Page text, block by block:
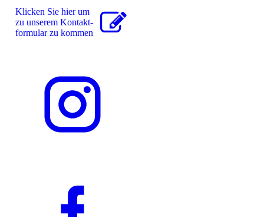
Klicken Sie hier um
zu unserem Kon­takt­
for­mu­lar zu kommen